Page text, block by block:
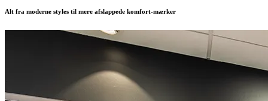
Alt fra moderne styles til mere afslappede komfort-mærker